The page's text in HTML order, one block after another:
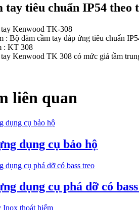
tay tiêu chuẩn IP54 theo
tay Kenwood TK-308
: Bộ đàm cầm tay đáp ứng tiêu chuẩn
: KT 308
Kenwood TK 308 có mức giá tầm
liên quan
dụng cụ bảo hộ
dụng cụ phá dỡ có